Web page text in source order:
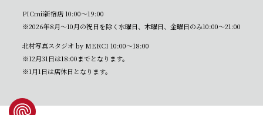
PICmii新宿店 10:00〜19:00
※2026年8月～10月の祝日を除く水曜日、木曜日、金曜日のみ10:00～21:00
北村写真スタジオ by MERCI 10:00〜18:00
※12月31日は18:00までとなります。
※1月1日は店休日となります。